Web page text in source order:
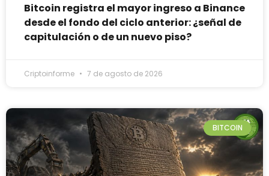
Bitcoin registra el mayor ingreso a Binance
desde el fondo del ciclo anterior: ¿señal de
capitulación o de un nuevo piso?
Criptoinforme 7 de agosto de 2026
BITCOIN